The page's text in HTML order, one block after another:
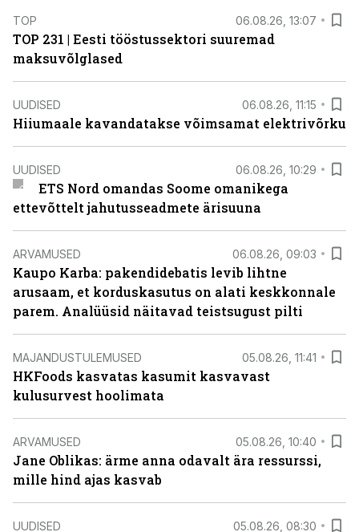
TOP 06.08.26, 13:07
TOP 231 | Eesti tööstussektori suuremad
maksuvõlglased
UUDISED 06.08.26, 11:15
Hiiumaale kavandatakse võimsamat elektrivõrku
UUDISED 06.08.26, 10:29
ETS Nord omandas Soome omanikega
ettevõttelt jahutusseadmete ärisuuna
ARVAMUSED 06.08.26, 09:03
Kaupo Karba: pakendidebatis levib lihtne
arusaam, et korduskasutus on alati keskkonnale
parem. Analüüsid näitavad teistsugust pilti
MAJANDUSTULEMUSED 05.08.26, 11:41
HKFoods kasvatas kasumit kasvavast
kulusurvest hoolimata
ARVAMUSED 05.08.26, 10:40
Jane Oblikas: ärme anna odavalt ära ressurssi,
mille hind ajas kasvab
UUDISED 05.08.26, 08:30